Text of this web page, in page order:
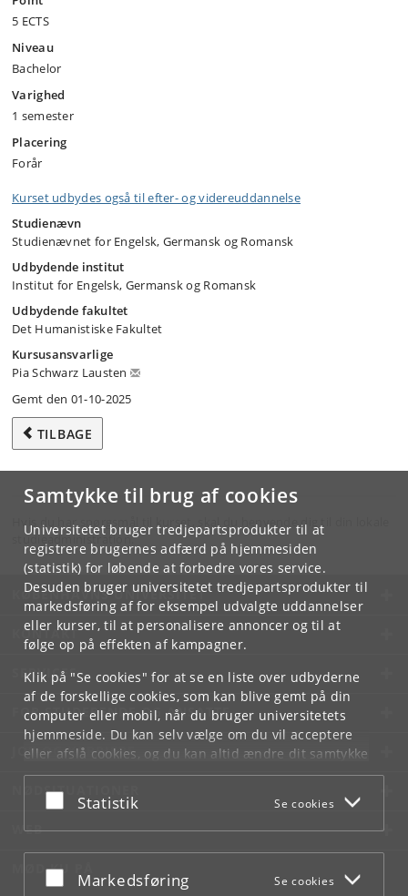
Samtykke til brug af cookies
Universitetet bruger tredjepartsprodukter til at
registrere brugernes adfærd på hjemmesiden
(statistik) for løbende at forbedre vores service.
Desuden bruger universitetet tredjepartsprodukter til
markedsføring af for eksempel udvalgte uddannelser
eller kurser, til at personalisere annoncer og til at
følge op på effekten af kampagner.
Klik på "Se cookies" for at se en liste over udbyderne
af de forskellige cookies, som kan blive gemt på din
computer eller mobil, når du bruger universitetets
hjemmeside. Du kan selv vælge om du vil acceptere
eller afslå cookies, og du kan altid ændre dit samtykke
underCookie- og privatlivspolitiksom du finder i
bunden af hver side.
Acceptér eller afslå
Statistik Se cookies
Acceptér eller afslå
Markedsføring Se cookies
5 ECTS
Niveau
Bachelor
Varighed
1 semester
Placering
Forår
Kurset udbydes også til efter- og videreuddannelse
Studienævn
Studienævnet for Engelsk, Germansk og Romansk
Udbydende institut
Institut for Engelsk, Germansk og Romansk
Udbydende fakultet
Det Humanistiske Fakultet
Kursusansvarlige
Pia Schwarz Lausten
Gemt den 01-10-2025
TILBAGE
Hvis du har spørgsmål til kurset, skal du henvende dig til din lokale
studieadministration.
KØBENHAVNS UNIVERSITET
KONTAKT
SERVICES
FOR STUDERENDE OG ANSATTE
JOB OG KARRIERE
NØDSITUATIONER
WEB
MØD KU PÅ